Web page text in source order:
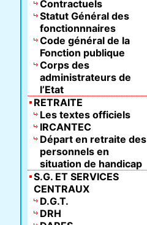
Contractuels
Statut Général des
fonctionnnaires
Code général de la
Fonction publique
Corps des
administrateurs de
l’Etat
RETRAITE
Les textes officiels
IRCANTEC
Départ en retraite des
personnels en
situation de handicap
S.G. ET SERVICES
CENTRAUX
D.G.T.
DRH